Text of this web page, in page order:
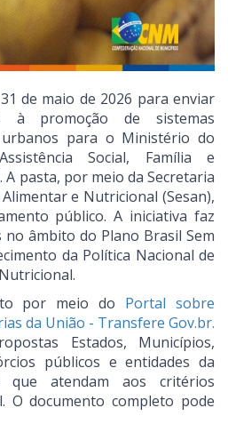
de maio de 2026 para enviar
à promoção de sistemas
para o Ministério do
Social, Família e
A pasta, por meio da Secretaria
e Nutricional (Sesan),
público. A iniciativa faz
âmbito do Plano Brasil Sem
da Política Nacional de
por meio do Portal sobre
da União - Transfere Gov.br.
Estados, Municípios,
públicos e entidades da
que atendam aos critérios
O documento completo pode